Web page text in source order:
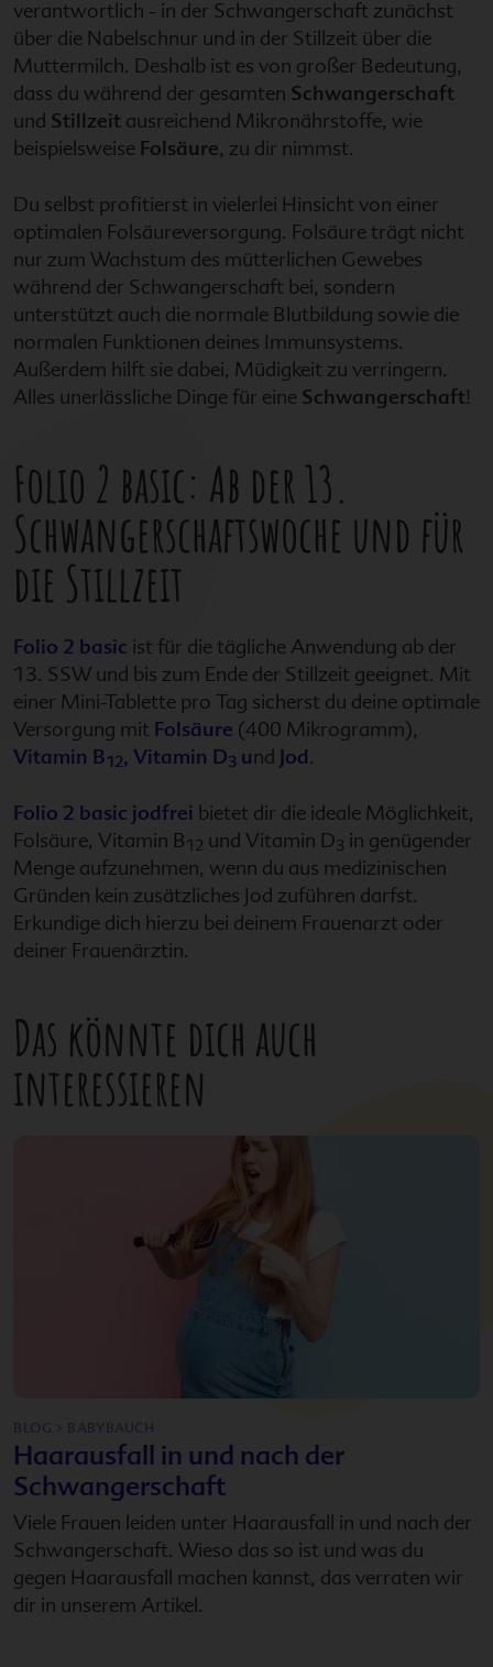
verantwortlich - in der Schwangerschaft zunächst
über die Nabelschnur und in der Stillzeit über die
Muttermilch. Deshalb ist es von großer Bedeutung,
dass du während der gesamten Schwangerschaft
und Stillzeit ausreichend Mikronährstoffe, wie
beispielsweise Folsäure, zu dir nimmst.
Du selbst profitierst in vielerlei Hinsicht von einer
optimalen Folsäureversorgung. Folsäure trägt nicht
nur zum Wachstum des mütterlichen Gewebes
während der Schwangerschaft bei, sondern
unterstützt auch die normale Blutbildung sowie die
normalen Funktionen deines Immunsystems.
Außerdem hilft sie dabei, Müdigkeit zu verringern.
Alles unerlässliche Dinge für eine Schwangerschaft!
Folio 2 basic: Ab der 13.
Schwangerschaftswoche und für
die Stillzeit
Folio 2 basic ist für die tägliche Anwendung ab der
13. SSW und bis zum Ende der Stillzeit geeignet. Mit
einer Mini-Tablette pro Tag sicherst du deine optimale
Versorgung mit Folsäure (400 Mikrogramm),
Vitamin B12, Vitamin D3 und Jod.
Folio 2 basic jodfrei bietet dir die ideale Möglichkeit,
Folsäure, Vitamin B12 und Vitamin D3 in genügender
Menge aufzunehmen, wenn du aus medizinischen
Gründen kein zusätzliches Jod zuführen darfst.
Erkundige dich hierzu bei deinem Frauenarzt oder
deiner Frauenärztin.
Das könnte dich auch
interessieren
BLOG > BABYBAUCH
Haarausfall in und nach der
Schwangerschaft
Viele Frauen leiden unter Haarausfall in und nach der
Schwangerschaft. Wieso das so ist und was du
gegen Haarausfall machen kannst, das verraten wir
dir in unserem Artikel.